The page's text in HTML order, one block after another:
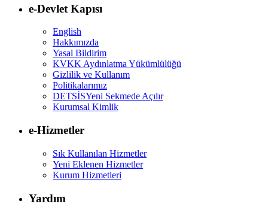
e-Devlet Kapısı
English
Hakkımızda
Yasal Bildirim
KVKK Aydınlatma Yükümlülüğü
Gizlilik ve Kullanım
Politikalarımız
DETSİSYeni Sekmede Açılır
Kurumsal Kimlik
e-Hizmetler
Sık Kullanılan Hizmetler
Yeni Eklenen Hizmetler
Kurum Hizmetleri
Yardım